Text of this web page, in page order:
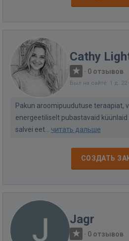
Cathy
· 0 отзывов
Был на сайте: 1 д. 22
Pakun aroomipuudutuse teraapiat,
energeetiliselt pubastavaid küünlaid
salvei eet... читать дальше
СОЗДАТЬ
Jagr
· 0 отзывов